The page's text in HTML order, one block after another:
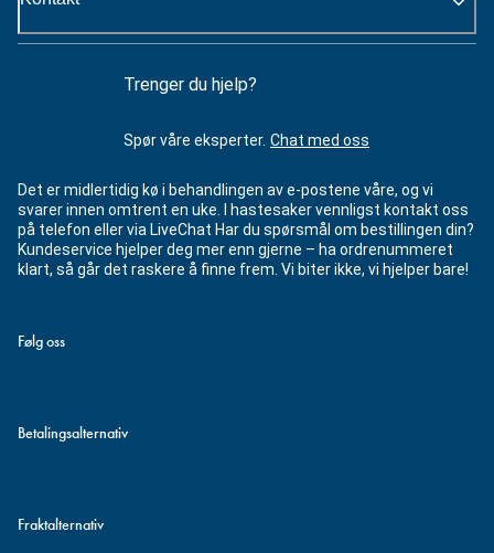
Trenger du hjelp?
Spør våre eksperter. Chat med oss
Det er midlertidig kø i behandlingen av e-postene våre, og vi
svarer innen omtrent en uke. I hastesaker vennligst kontakt oss
på telefon eller via LiveChat Har du spørsmål om bestillingen din?
Kundeservice hjelper deg mer enn gjerne – ha ordrenummeret
klart, så går det raskere å finne frem. Vi biter ikke, vi hjelper bare!
Følg oss
Betalingsalternativ
Fraktalternativ